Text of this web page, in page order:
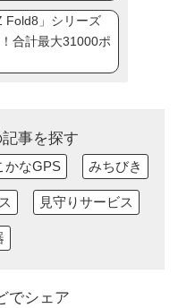
Fold8」シリーズ
合計最大31000ポ
事を探す
かなGPS みちびき
見守りサービス
でシェア